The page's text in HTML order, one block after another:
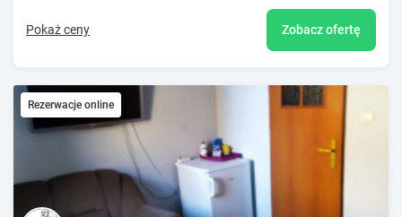
Pokaż ceny Zobacz ofertę
Rezerwacje online